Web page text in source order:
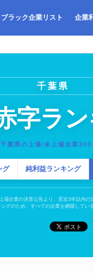
ブラック企業リスト 企業
千葉県
字ラ
葉県の上場/未上場企業
グ 純利益ランキング
企業の決算公告より、直近3年以内の
グのため、すべての企業を網羅してい